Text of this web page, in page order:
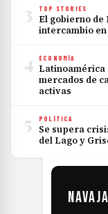
3 TOP STORIES
El gobierno
intercambio en
4 ECONOMÍA
Latinoamérica
mercados de
activas
5 POLÍTICA
Se supera
del Lago y
NAVAJA